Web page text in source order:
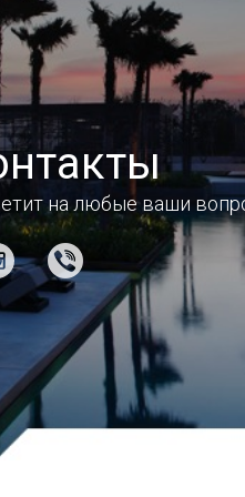
на любые ваши